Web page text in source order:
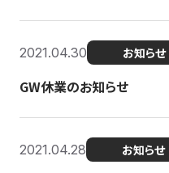
2021.04.30 お知らせ
GW休業のお知らせ
2021.04.28 お知らせ